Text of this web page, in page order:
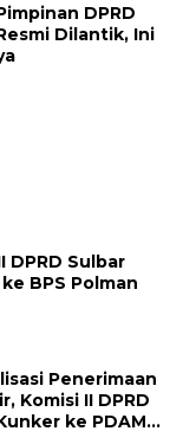
DPRD
Dilantik, Ini
DPRD Sulbar
BPS Polman
Penerimaan
Komisi II DPRD
ke PDAM